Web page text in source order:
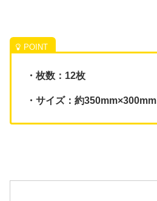
・枚数：12枚
・サイズ：約350mm×300mm